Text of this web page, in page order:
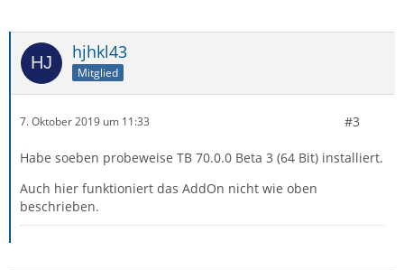
hjhkl43
Mitglied
7. Oktober 2019 um 11:33 #3
Habe soeben probeweise TB 70.0.0 Beta 3 (64 Bit) installiert.
Auch hier funktioniert das AddOn nicht wie oben
beschrieben.